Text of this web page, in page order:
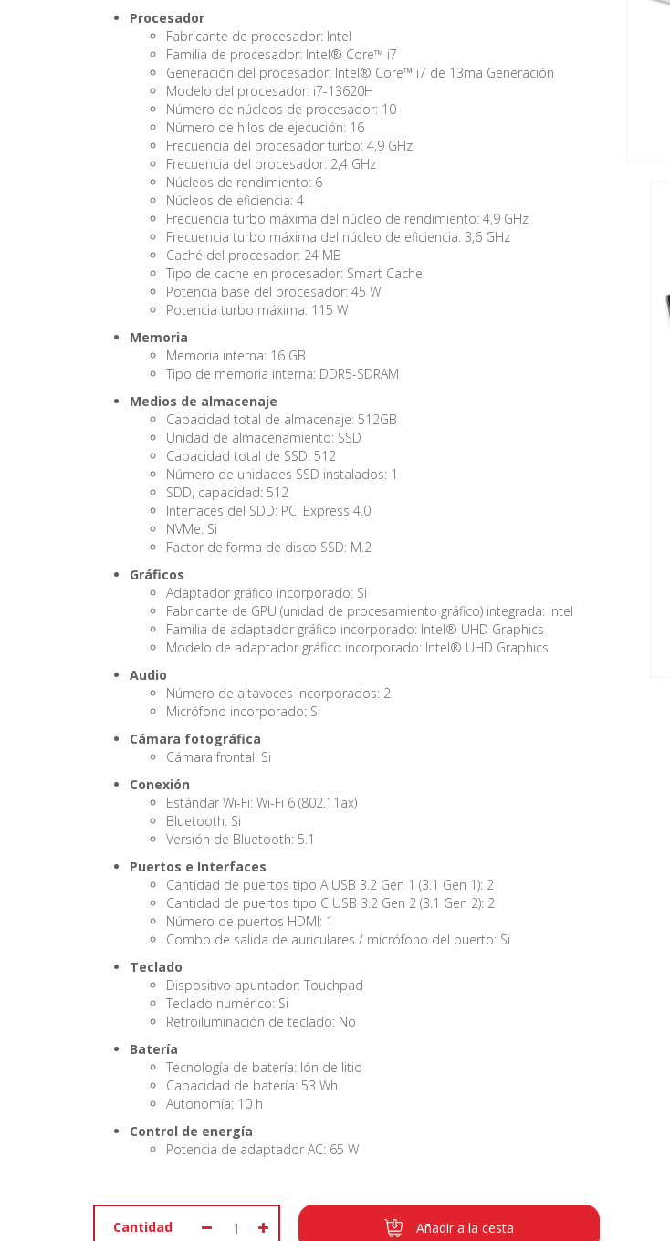
Procesador
Fabricante de procesador: Intel
Familia de procesador: Intel® Core™ i7
Generación del procesador: Intel® Core™ i7 de 13ma Generación
Modelo del procesador: i7-13620H
Número de núcleos de procesador: 10
Número de hilos de ejecución: 16
Frecuencia del procesador turbo: 4,9 GHz
Frecuencia del procesador: 2,4 GHz
Núcleos de rendimiento: 6
Núcleos de eficiencia: 4
Frecuencia turbo máxima del núcleo de rendimiento: 4,9 GHz
Frecuencia turbo máxima del núcleo de eficiencia: 3,6 GHz
Caché del procesador: 24 MB
Tipo de cache en procesador: Smart Cache
Potencia base del procesador: 45 W
Potencia turbo máxima: 115 W
Memoria
Memoria interna: 16 GB
Tipo de memoria interna: DDR5-SDRAM
Medios de almacenaje
Capacidad total de almacenaje: 512GB
Unidad de almacenamiento: SSD
Capacidad total de SSD: 512
Número de unidades SSD instalados: 1
SDD, capacidad: 512
Interfaces del SDD: PCI Express 4.0
NVMe: Si
Factor de forma de disco SSD: M.2
Gráficos
Adaptador gráfico incorporado: Si
Fabricante de GPU (unidad de procesamiento gráfico) integrada: Intel
Familia de adaptador gráfico incorporado: Intel® UHD Graphics
Modelo de adaptador gráfico incorporado: Intel® UHD Graphics
Audio
Número de altavoces incorporados: 2
Micrófono incorporado: Si
Cámara fotográfica
Cámara frontal: Si
Conexión
Estándar Wi-Fi: Wi-Fi 6 (802.11ax)
Bluetooth: Si
Versión de Bluetooth: 5.1
Puertos e Interfaces
Cantidad de puertos tipo A USB 3.2 Gen 1 (3.1 Gen 1): 2
Cantidad de puertos tipo C USB 3.2 Gen 2 (3.1 Gen 2): 2
Número de puertos HDMI: 1
Combo de salida de auriculares / micrófono del puerto: Si
Teclado
Dispositivo apuntador: Touchpad
Teclado numérico: Si
Retroiluminación de teclado: No
Batería
Tecnología de batería: Ión de litio
Capacidad de batería: 53 Wh
Autonomía: 10 h
Control de energía
Potencia de adaptador AC: 65 W
Cantidad Añadir a la cesta